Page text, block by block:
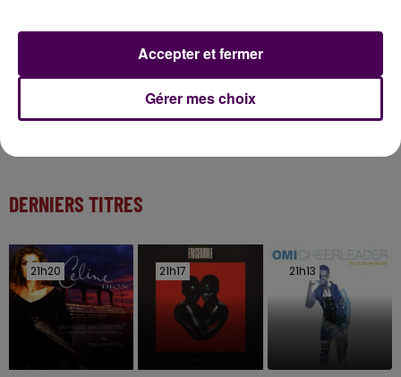
Gagnez vos entrées pour Papéa Parc !
DERNIERS TITRES
21h20
21h20 21h17
21h17 21h13
21h13
Gérer mes choix
Accepter et fermer